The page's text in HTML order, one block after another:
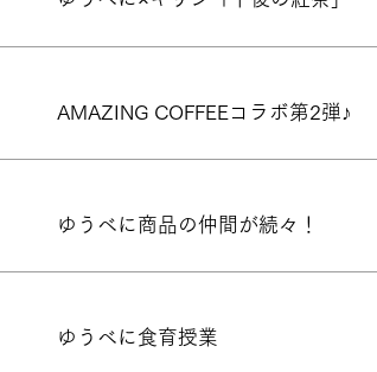
AMAZING COFFEEコラボ第2弾♪
ゆうべに商品の仲間が続々！
ゆうべに食育授業